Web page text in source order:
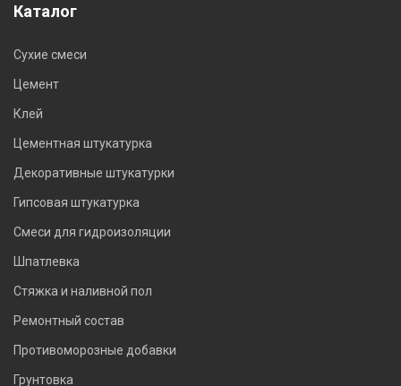
Каталог
Сухие смеси
Цемент
Клей
Цементная штукатурка
Декоративные штукатурки
Гипсовая штукатурка
Смеси для гидроизоляции
Шпатлевка
Стяжка и наливной пол
Ремонтный состав
Противоморозные добавки
Грунтовка